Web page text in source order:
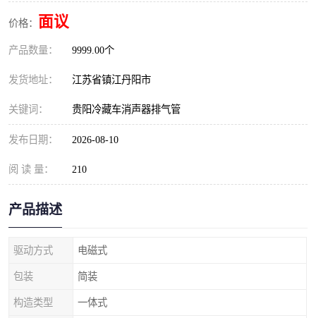
价格： 面议
产品数量： 9999.00个
发货地址： 江苏省镇江丹阳市
关键词： 贵阳冷藏车消声器排气管
发布日期： 2026-08-10
阅 读 量： 210
产品描述
驱动方式 电磁式
包装 简装
构造类型 一体式